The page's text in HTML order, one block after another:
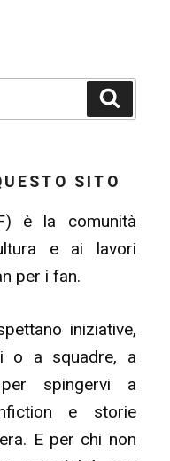
SITO
è la comunità
e ai lavori
per i fan.
iniziative,
o a squadre, a
spingervi a
e storie
E per chi non